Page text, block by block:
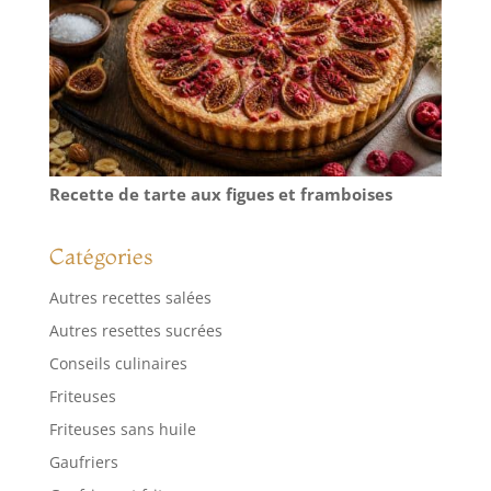
Recette de tarte aux figues et framboises
Catégories
Autres recettes salées
Autres resettes sucrées
Conseils culinaires
Friteuses
Friteuses sans huile
Gaufriers